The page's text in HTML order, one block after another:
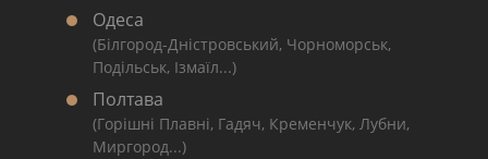
Одеса
(Білгород-Дністровський, Чорноморськ,
Подільськ, Ізмаїл...)
Полтава
(Горішні Плавні, Гадяч, Кременчук, Лубни,
Миргород...)